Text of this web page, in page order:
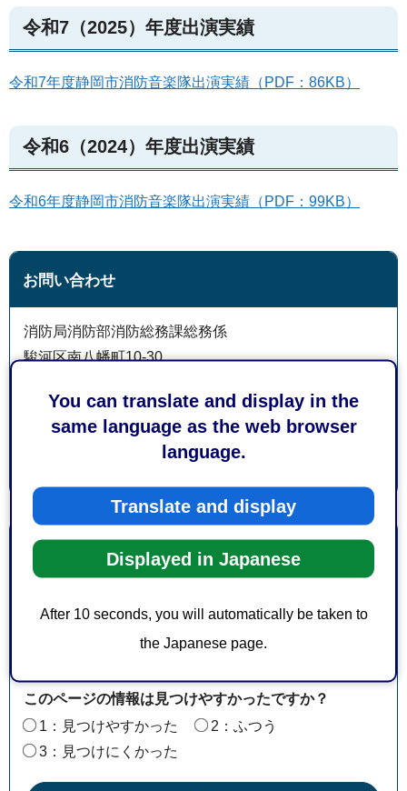
You can translate and display in the
same language as the web browser
language.
Translate and display
Displayed in Japanese
After 10 seconds, you will automatically be taken to
the Japanese page.
令和7（2025）年度出演実績
令和7年度静岡市消防音楽隊出演実績（PDF：86KB）
令和6（2024）年度出演実績
令和6年度静岡市消防音楽隊出演実績（PDF：99KB）
お問い合わせ
消防局消防部消防総務課総務係
駿河区南八幡町10-30
ファックス番号：054-280-0138
より良いウェブサイトにするためにみなさまのご意
見をお聞かせください
このページの情報は役に立ちましたか？
2：ふつう
このページの情報は見つけやすかったですか？
1：見つけやすかった
2：ふつう
3：見つけにくかった